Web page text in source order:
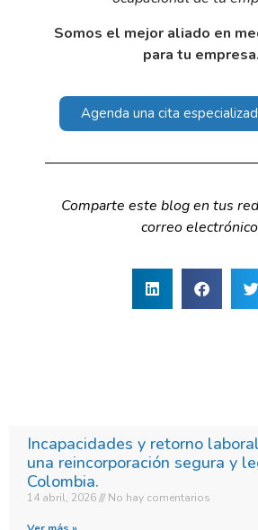
Somos el mejor aliado en
para tu empresa.
Agenda una cita
Comparte este blog en tus
correo
Incapacidades y retorno
una reincorporación segura y
Colombia.​
14 abril, 2026 No hay comentarios